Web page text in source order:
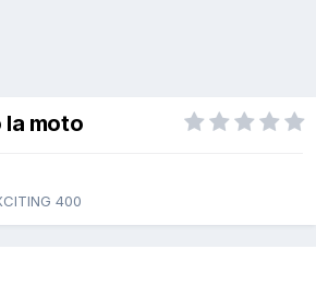
la moto
400